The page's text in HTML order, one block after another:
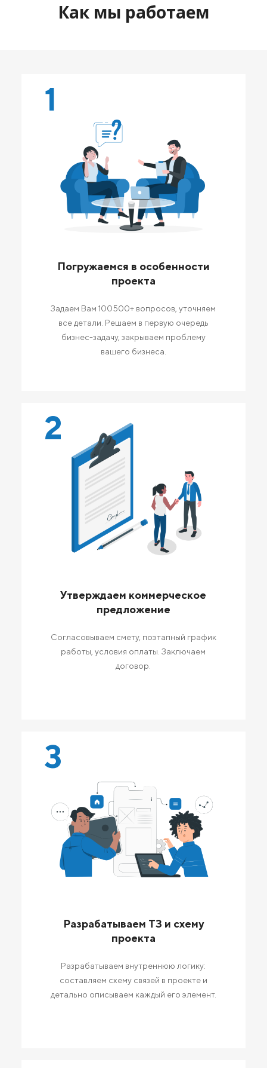
Как мы работаем
1
Погружаемся в особенности
проекта
Задаем Вам 100500+ вопросов, уточняем
все детали. Решаем в первую очередь
бизнес-задачу, закрываем проблему
вашего бизнеса.
2
Утверждаем коммерческое
предложение
Согласовываем смету, поэтапный график
работы, условия оплаты. Заключаем
договор.
3
Разрабатываем ТЗ и схему
проекта
Разрабатываем внутреннюю логику:
составляем схему связей в проекте и
детально описываем каждый его элемент.